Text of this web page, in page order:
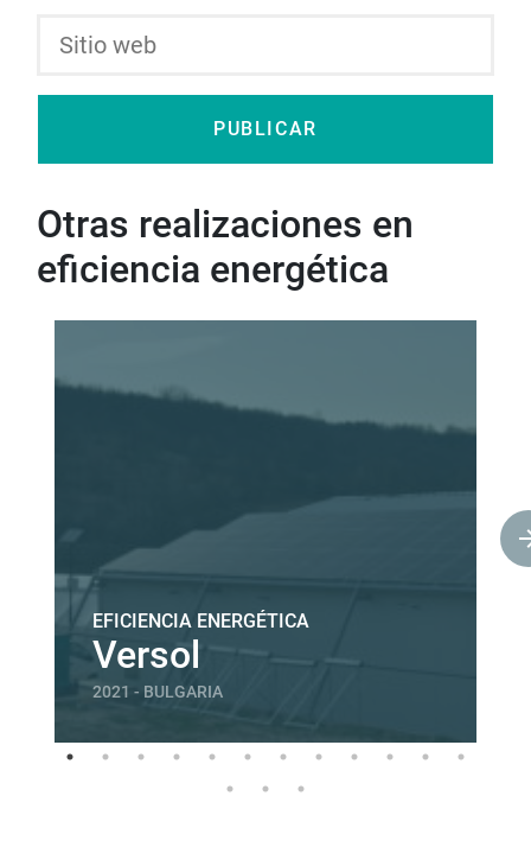
Otras realizaciones en
eficiencia energética
EFICIENCIA ENERGÉTICA
Versol
2021 - BULGARIA